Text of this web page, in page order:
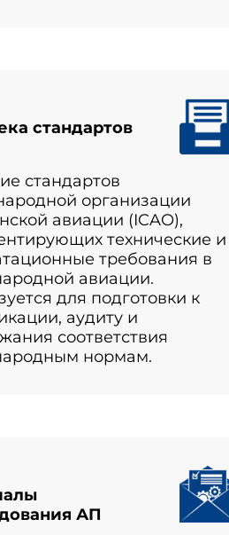
стандартов
стандартов
организации
авиации (ICAO),
технические и
требования в
авиации.
для подготовки к
аудиту и
соответствия
нормам.
АП